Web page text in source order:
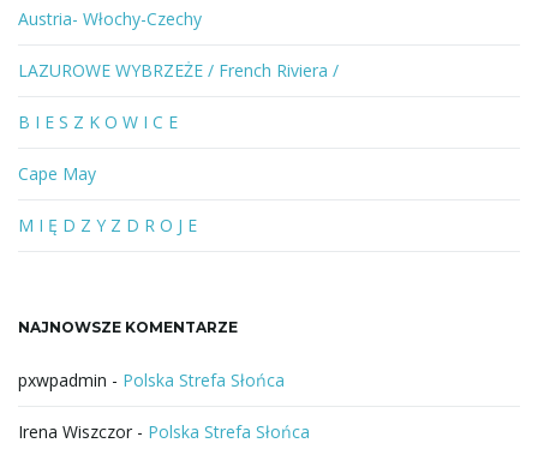
e
s
ł
o
w
o
l
u
b
f
z
Austria- Włochy-Czechy
LAZUROWE WYBRZEŻE / French Riviera /
B I E S Z K O W I C E
Cape May
M I Ę D Z Y Z D R O J E
NAJNOWSZE KOMENTARZE
pxwpadmin - Polska Strefa Słońca
Irena Wiszczor - Polska Strefa Słońca